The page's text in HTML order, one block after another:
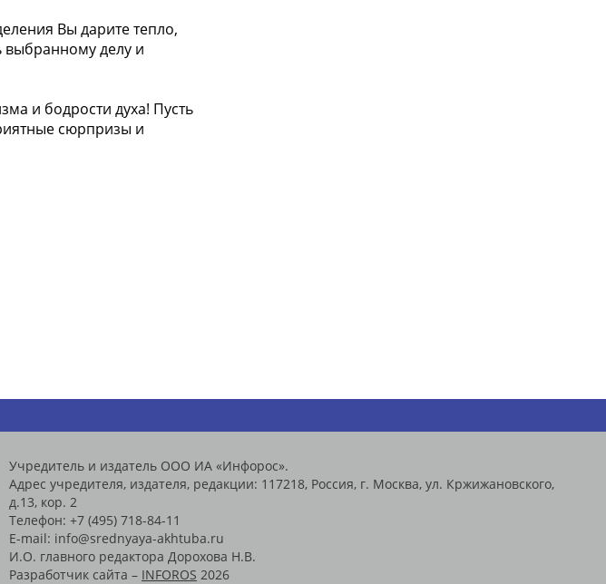
Вы дарите тепло,
выбранному делу и
и бодрости духа! Пусть
сюрпризы и
Учредитель и издатель ООО ИА «Инфорос».
Адрес учредителя, издателя, редакции: 117218, Россия, г. Москва, ул. Кржижановского,
д.13, кор. 2
Телефон: +7 (495) 718-84-11
E-mail: info@srednyaya-akhtuba.ru
И.О. главного редактора Дорохова Н.В.
Разработчик сайта – INFOROS 2026